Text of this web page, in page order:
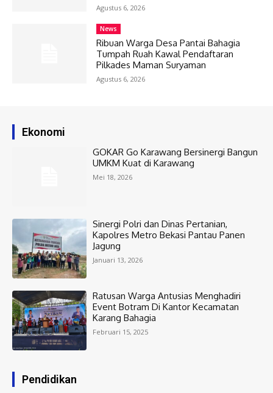
Agustus 6, 2026
News
Ribuan Warga Desa Pantai Bahagia
Tumpah Ruah Kawal Pendaftaran
Pilkades Maman Suryaman
Agustus 6, 2026
Ekonomi
GOKAR Go Karawang Bersinergi Bangun
UMKM Kuat di Karawang
Mei 18, 2026
Sinergi Polri dan Dinas Pertanian,
Kapolres Metro Bekasi Pantau Panen
Jagung
Januari 13, 2026
Ratusan Warga Antusias Menghadiri
Event Botram Di Kantor Kecamatan
Karang Bahagia
Februari 15, 2025
Pendidikan